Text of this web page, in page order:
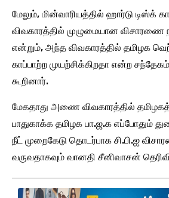
மேலும், மின்வாரியத்தில் ஹார்டு
விவகாரத்தில் முழுமையான
என்றும், அந்த விவகாரத்தில் தமிழக
காப்பாற்ற முயற்சிக்கிறதா என்ற
கூறினார்.
மேகதாது அணை விவகாரத்தில்
பாதுகாக்க தமிழக பா.ஜ.க எப்போதும்
நீட் முறைகேடு தொடர்பாக சி.பி.ஐ
வருவதாகவும் வானதி சீனிவாசன்